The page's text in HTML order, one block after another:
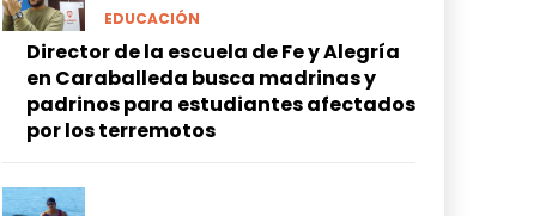
EDUCACIÓN
Director de la escuela de Fe y Alegría
en Caraballeda busca madrinas y
padrinos para estudiantes afectados
por los terremotos